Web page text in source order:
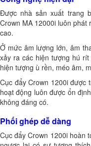
Được nhà sản xuất trang
Crown MA 12000i luôn
cao.
Ở mức âm lượng lớn, âm
xảy ra các hiện tượng hú
hiện tượng ù rền, méo âm,
Cục đẩy Crown 1200i được
hoạt động luôn được ổn
không đáng có.
Phối ghép dễ dàng
Cục đẩy Crown 1200i hoàn